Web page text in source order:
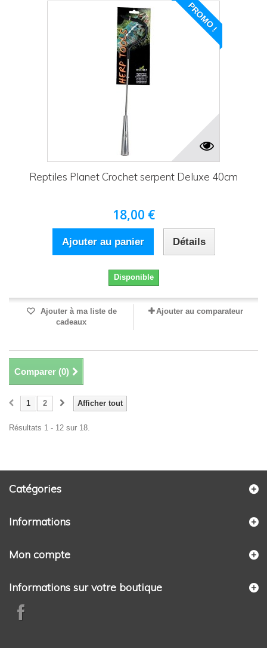
PROMO !
Reptiles Planet Crochet serpent Deluxe 40cm
18,00 €
Ajouter au panier Détails
Disponible
Ajouter à ma liste de
cadeaux
Ajouter au comparateur
Comparer (0)
Afficher tout
1 2
Résultats 1 - 12 sur 18.
Catégories
Informations
Mon compte
Informations sur votre boutique